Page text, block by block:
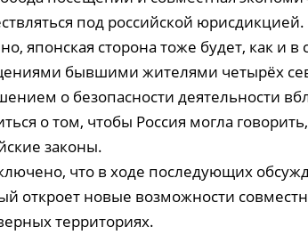
под российской юрисдикцией.
японская сторона тоже будет, как и
бывшими жителями четырёх
о безопасности деятельности
о том, чтобы Россия могла
законы.
что в ходе последующих
откроет новые возможности
территориях.